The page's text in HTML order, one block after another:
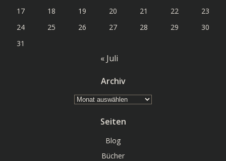
17
18 19 20 21 22
23
24
25 26 27 28 29
30
31
« Juli
Archiv
Archiv
Seiten
Blog
Bücher